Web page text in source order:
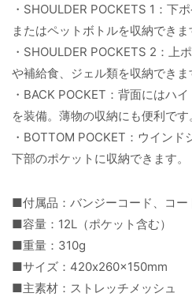
・SHOULDER POCKETS 1：下
またはペットボトルを収納できま
・SHOULDER POCKETS 2：上
や補給食、ジェル類を収納できま
・BACK POCKET：背面にはハ
を装備。薄物の収納にも便利です
・BOTTOM POCKET：ウイン
下部のポケットに収納できます。
■付属品：バンジーコード、コー
■容量：12L（ポケット含む）
■重量：310g
■サイズ：420x260x150mm
■主素材：ストレッチメッシュ